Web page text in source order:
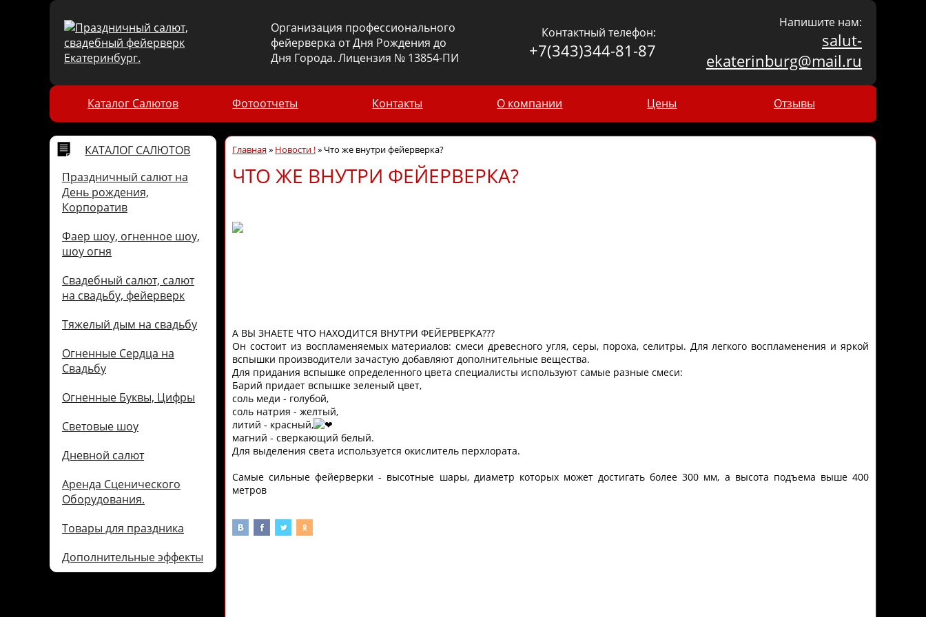
Организация профессионального
фейерверка от Дня Рождения до
Дня Города. Лицензия № 13854-ПИ
Контактный телефон:
+7(343)344-81-87
Напишите нам:
salut-
ekaterinburg@mail.ru
Каталог Салютов Фотоотчеты Контакты О компании Цены Отзывы
КАТАЛОГ САЛЮТОВ
Праздничный салют на
День рождения,
Корпоратив
Фаер шоу, огненное шоу,
шоу огня
Свадебный салют, салют
на свадьбу, фейерверк
Тяжелый дым на свадьбу
Огненные Сердца на
Свадьбу
Огненные Буквы, Цифры
Световые шоу
Дневной салют
Аренда Сценического
Оборудования.
Товары для праздника
Дополнительные эффекты
Главная» Новости !» Что же внутри фейерверка?
ЧТО ЖЕ ВНУТРИ ФЕЙЕРВЕРКА?
А ВЫ ЗНАЕТЕ ЧТО НАХОДИТСЯ ВНУТРИ ФЕЙЕРВЕРКА???
Он состоит из воспламеняемых материалов: смеси древесного угля, серы, пороха, селитры. Для легкого воспламенения и яркой
вспышки производители зачастую добавляют дополнительные вещества.
Для придания вспышке определенного цвета специалисты используют самые разные смеси:
Барий придает вспышке зеленый цвет,
соль меди - голубой,
соль натрия - желтый,
литий - красный,
магний - сверкающий белый.
Для выделения света используется окислитель перхлората.
Самые сильные фейерверки - высотные шары, диаметр которых может достигать более 300 мм, а высота подъема выше 400
метров